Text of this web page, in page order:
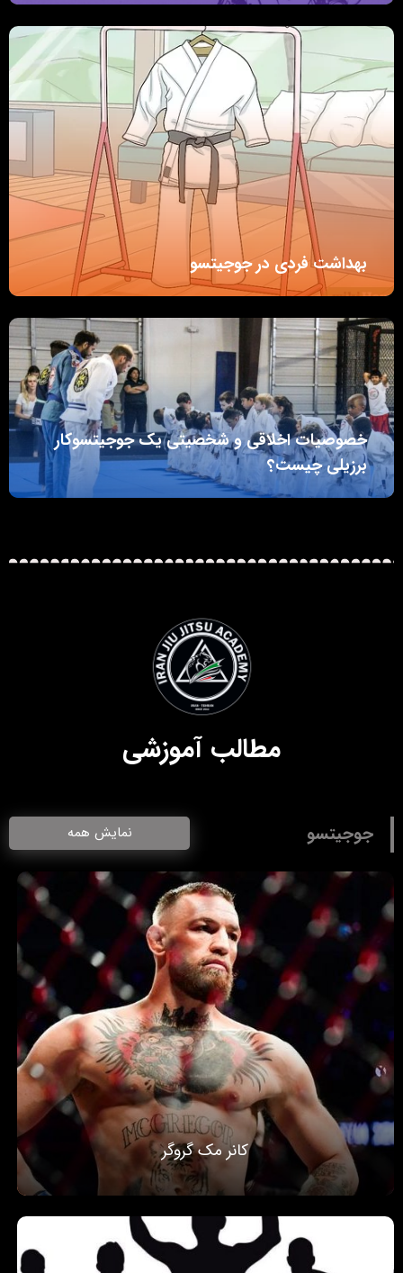
بهداشت فردی در جوجیتسو
خصوصیات اخلاقی و شخصیتی یک جوجیتسوکار
برزیلی چیست؟
مطالب آموزشی
جوجیتسو نمایش همه
کانر مک گروگر